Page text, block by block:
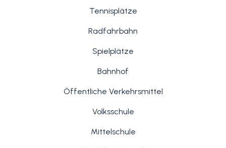
Tennisplätze
Radfahrbahn
Spielplätze
Bahnhof
Öffentliche Verkehrsmittel
Volksschule
Mittelschule